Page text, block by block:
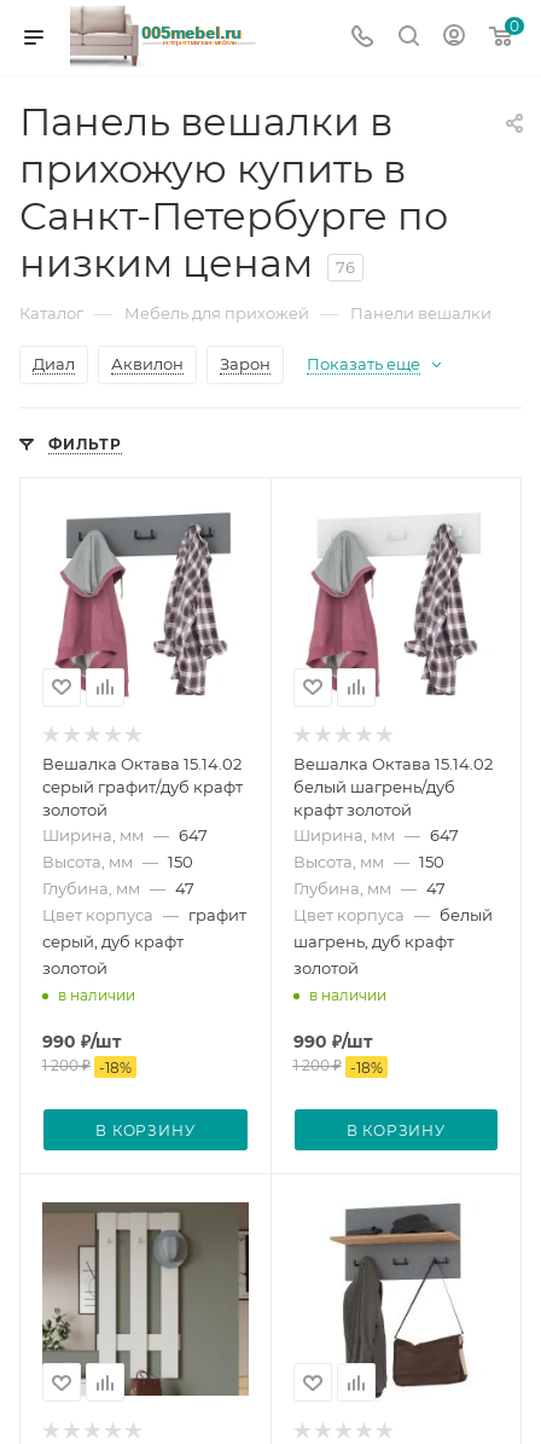
0
Панель вешалки в
прихожую купить в
Санкт-Петербурге по
низким ценам
76
Каталог — Мебель для прихожей — Панели вешалки
Диал Аквилон Зарон Показать еще
ФИЛЬТР
Вешалка Октава 15.14.02
серый графит/дуб крафт
золотой
Ширина, мм — 647
Высота, мм — 150
Глубина, мм — 47
Цвет корпуса — графит
серый, дуб крафт
золотой
в наличии
990 ₽/шт
1 200₽ -18%
В КОРЗИНУ
Вешалка Октава 15.14.02
белый шагрень/дуб
крафт золотой
Ширина, мм — 647
Высота, мм — 150
Глубина, мм — 47
Цвет корпуса — белый
шагрень, дуб крафт
золотой
в наличии
990 ₽/шт
1 200₽ -18%
В КОРЗИНУ